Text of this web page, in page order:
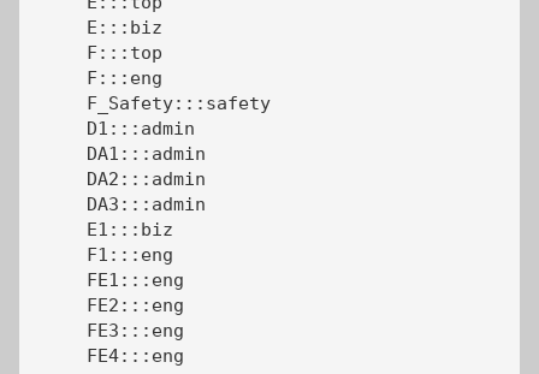
     E:::biz
     F:::top
     F:::eng
     F_Safety:::safety
     D1:::admin
     DA1:::admin
     DA2:::admin
     DA3:::admin
     E1:::biz
     F1:::eng
     FE1:::eng
     FE2:::eng
     FE3:::eng
     FE4:::eng